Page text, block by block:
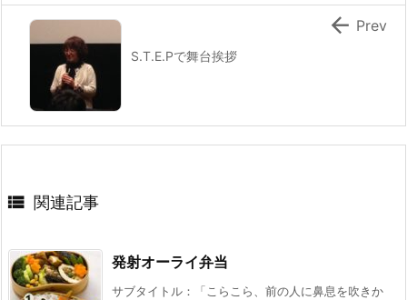
S.T.E.Pで舞台挨拶
 Prev
 関連記事
発射オーライ弁当
サブタイトル：「こらこら、前の人に鼻息を吹きか